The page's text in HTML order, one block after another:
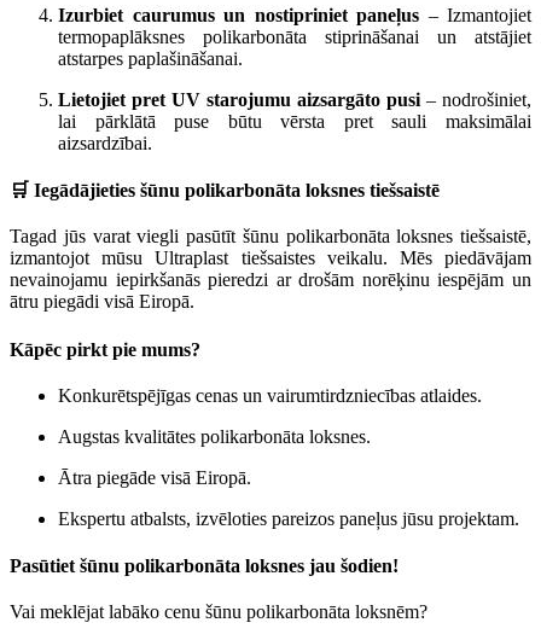
Izurbiet caurumus un nostipriniet paneļus – Izmantojiet
termopaplāksnes polikarbonāta stiprināšanai un atstājiet
atstarpes paplašināšanai.
Lietojiet pret UV starojumu aizsargāto pusi – nodrošiniet,
lai pārklātā puse būtu vērsta pret sauli maksimālai
aizsardzībai.
🛒 Iegādājieties šūnu polikarbonāta loksnes tiešsaistē
Tagad jūs varat viegli pasūtīt šūnu polikarbonāta loksnes tiešsaistē,
izmantojot mūsu Ultraplast tiešsaistes veikalu. Mēs piedāvājam
nevainojamu iepirkšanās pieredzi ar drošām norēķinu iespējām un
ātru piegādi visā Eiropā.
Kāpēc pirkt pie mums?
Konkurētspējīgas cenas un vairumtirdzniecības atlaides.
Augstas kvalitātes polikarbonāta loksnes.
Ātra piegāde visā Eiropā.
Ekspertu atbalsts, izvēloties pareizos paneļus jūsu projektam.
Pasūtiet šūnu polikarbonāta loksnes jau šodien!
Vai meklējat labāko cenu šūnu polikarbonāta loksnēm?